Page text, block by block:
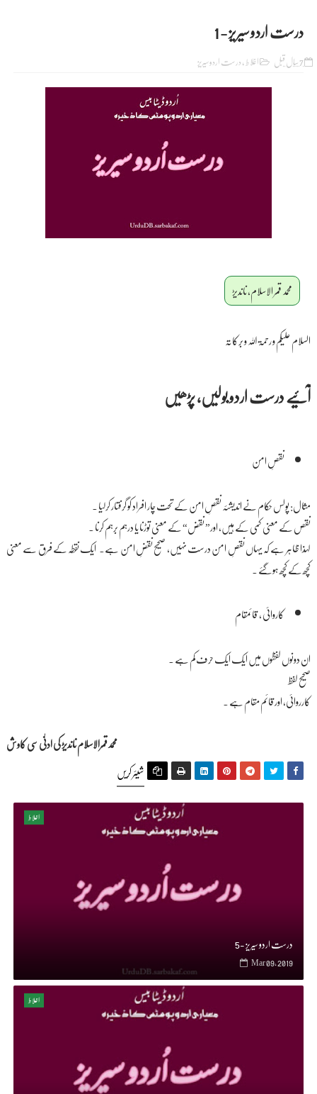
درست اردو سیریز - 1
7 سال قبل اغلاط,درست اردو سیریز
محمد قمر الاسلام، ناندیڑ
السلام علیکم و رحمۃ اللہ و برکاتہ
آئیے درست اردو بولیں، پڑھیں
نقصِ امن
مثال: پولس حکام نے اندیشئہ نقصِ امن کے تحت چار افراد کو گرفتار کرلیا ۔
نقص کے معنی کمی کے ہیں، اور” نقض“ کے معنی توڑنا یا درہم برہم کرنا ۔
لہذا ظاہر ہے کہ یہاں نقصِ امن درست نہیں، صحیح نقضِ امن ہے۔ ایک نقطہ کے فرق سے معنی
کچھ کے کچھ ہوگئے ۔
کاروائی ، قائمقام
ان دونوں لفظوں میں ایک ایک حرف کم ہے ۔
صحیح لفظ
کارروائی، اور قائم مقام ہے ۔
محمدقمرالاسلام ناندیڑ کی ادنٰی سی کاوش
شیئر کریں
اغلاط
درست اردو سیریز -5
Mar 09, 2019
اغلاط